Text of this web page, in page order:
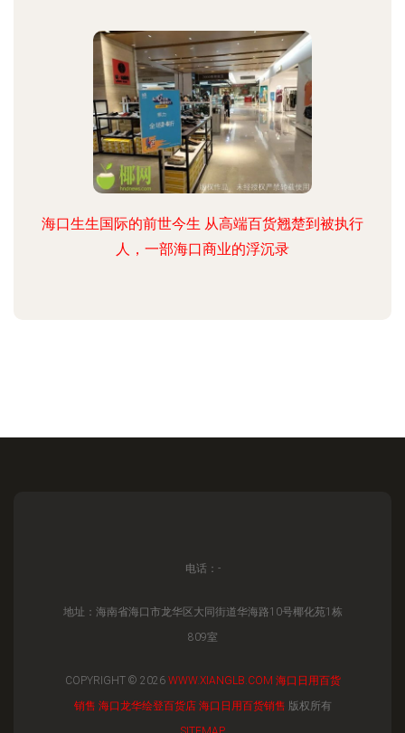
海口生生国际的前世今生 从高端百货翘楚到被执行
人，一部海口商业的浮沉录
电话：-
地址：海南省海口市龙华区大同街道华海路10号椰化苑1栋
809室
COPYRIGHT © 2026 WWW.XIANGLB.COM 海口日用百货
销售 海口龙华绘登百货店 海口日用百货销售 版权所有